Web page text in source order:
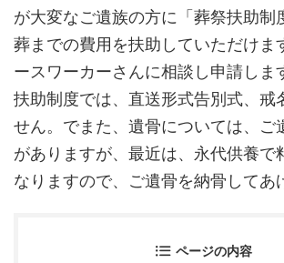
が大変なご遺族の方に「葬祭扶助制
葬までの費用を扶助していただけま
ースワーカーさんに相談し申請しま
扶助制度では、直送形式告別式、戒
せん。でまた、遺骨については、ご
がありますが、最近は、永代供養で
なりますので、ご遺骨を納骨してあ
ページの内容